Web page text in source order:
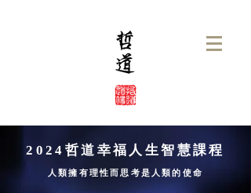
2024哲道幸福人生智慧課程
人類擁有理性而思考是人類的使命